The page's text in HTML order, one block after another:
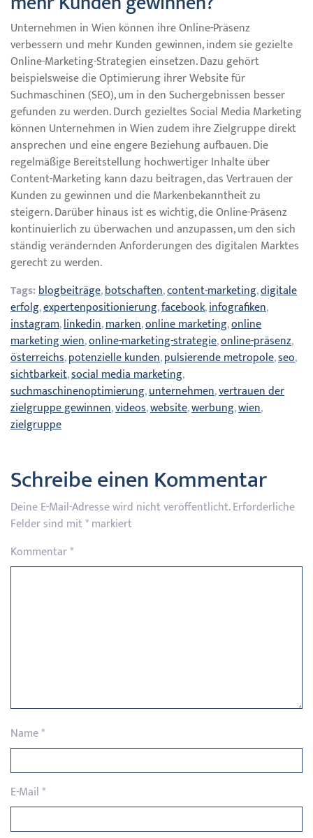
Unternehmen in Wien können ihre Online-Präsenz
verbessern und mehr Kunden gewinnen, indem sie gezielte
Online-Marketing-Strategien einsetzen. Dazu gehört
beispielsweise die Optimierung ihrer Website für
Suchmaschinen (SEO), um in den Suchergebnissen besser
gefunden zu werden. Durch gezieltes Social Media Marketing
können Unternehmen in Wien zudem ihre Zielgruppe direkt
ansprechen und eine engere Beziehung aufbauen. Die
regelmäßige Bereitstellung hochwertiger Inhalte über
Content-Marketing kann dazu beitragen, das Vertrauen der
Kunden zu gewinnen und die Markenbekanntheit zu
steigern. Darüber hinaus ist es wichtig, die Online-Präsenz
kontinuierlich zu überwachen und anzupassen, um den sich
ständig verändernden Anforderungen des digitalen Marktes
gerecht zu werden.
Tags:blogbeiträge,botschaften,content-marketing,digitale
erfolg,expertenpositionierung,facebook,infografiken,
instagram,linkedin,marken,online marketing,online
marketing wien,online-marketing-strategie,online-präsenz,
österreichs,potenzielle kunden,pulsierende metropole,seo,
sichtbarkeit,social media marketing,
suchmaschinenoptimierung,unternehmen,vertrauen der
zielgruppe gewinnen,videos,website,werbung,wien,
zielgruppe
Schreibe einen Kommentar
Deine E-Mail-Adresse wird nicht veröffentlicht.Erforderliche
Felder sind mit*markiert
Kommentar*
Name*
E-Mail*